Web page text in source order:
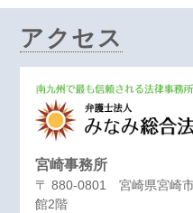
アクセス
宮崎事務所
〒 880-0801 宮崎県宮崎
館2階